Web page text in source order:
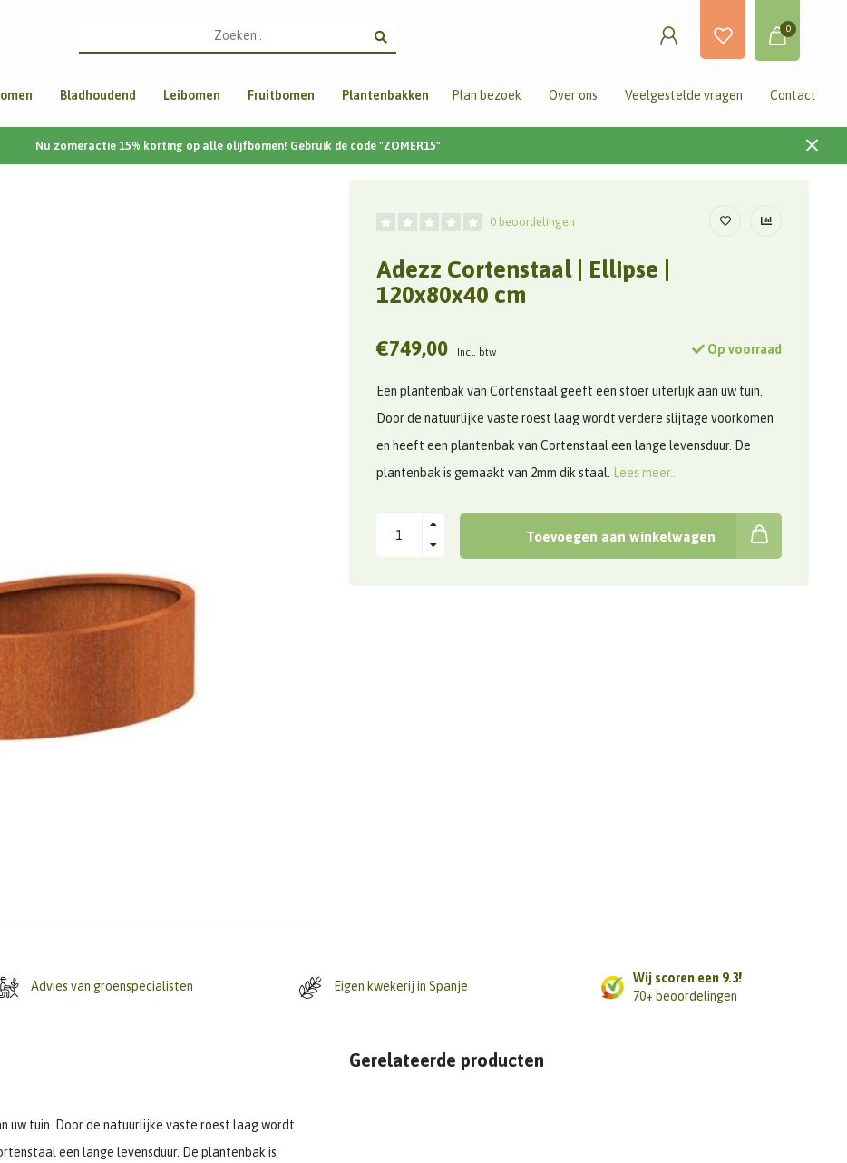
0
Bladhoudend Leibomen Fruitbomen Plantenbakken Plan bezoek Over ons Veelgestelde vragen Contact
Nu zomeractie 15% korting op alle olijfbomen! Gebruik de code "ZOMER15"
0 beoordelingen
Adezz Cortenstaal | Ellipse |
120x80x40 cm
€749,00 Incl. btw Op voorraad
Een plantenbak van Cortenstaal geeft een stoer uiterlijk aan uw tuin.
Door de natuurlijke vaste roest laag wordt verdere slijtage voorkomen
en heeft een plantenbak van Cortenstaal een lange levensduur. De
plantenbak is gemaakt van 2mm dik staal.
Lees meer..
Toevoegen aan winkelwagen
Advies van groenspecialisten Eigen kwekerij in Spanje
Wij scoren een 9.3!
70+ beoordelingen
uw tuin. Door de natuurlijke vaste roest laag wordt
een lange levensduur. De plantenbak is
Gerelateerde producten